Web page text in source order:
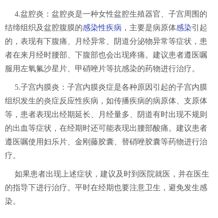
4.盆腔炎：盆腔炎是一种女性盆腔生殖器官、子宫周围的
结缔组织及盆腔腹膜的感染性疾病 ，主要是病原体感染引起
的，表现有下腹痛、月经异常、阴道分泌物异常等症状，患
者在来月经时腰部、下腹部也会出现疼痛。建议患者遵医嘱
服用左氧氟沙星片、甲硝唑片等抗感染的药物进行治疗。
5.子宫内膜炎：子宫内膜炎症是各种原因引起的子宫内膜
组织发生的炎症反应性疾病，如传播疾病的病原体、支原体
等，患者表现出经期延长、月经量多、阴道有时出现不规则
的出血等症状，在经期时还可能表现出腰部酸痛。建议患者
遵医嘱使用妇乐片、金刚藤胶囊、替硝唑胶囊等药物进行治
疗。
如果患者出现上述症状，建议及时到医院就医，并在医生
的指导下进行治疗。平时在经期也要注意卫生，避免发生感
染。